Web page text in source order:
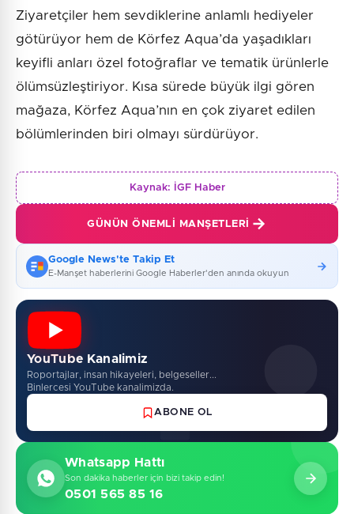
Ziyaretçiler hem sevdiklerine anlamlı hediyeler
götürüyor hem de Körfez Aqua’da yaşadıkları
keyifli anları özel fotoğraflar ve tematik ürünlerle
ölümsüzleştiriyor. Kısa sürede büyük ilgi gören
mağaza, Körfez Aqua’nın en çok ziyaret edilen
bölümlerinden biri olmayı sürdürüyor.
Kaynak: İGF Haber
GÜNÜN ÖNEMLI MANŞETLERI
Google News'te Takip Et
E-Manşet haberlerini Google Haberler'den anında okuyun
YouTube Kanalimiz
Roportajlar, insan hikayeleri, belgeseller...
Binlercesi YouTube kanalimizda.
ABONE OL
Whatsapp Hattı
Son dakika haberler için bizi takip edin!
0501 565 85 16